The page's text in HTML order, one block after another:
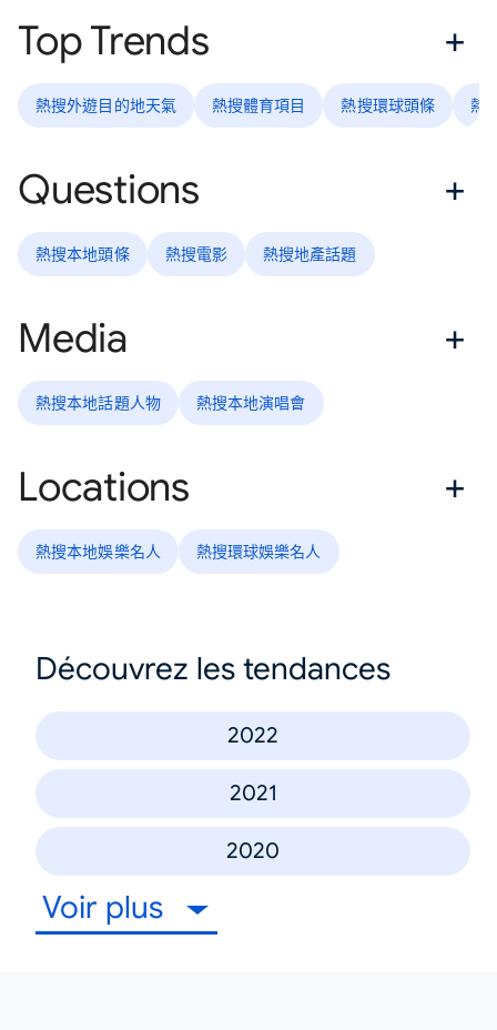
Top Trends
熱搜外遊目的地天氣 熱搜體育項目 熱搜環球頭條 熱
Questions
熱搜本地頭條 熱搜電影 熱搜地產話題
Media
熱搜本地話題人物 熱搜本地演唱會
Locations
熱搜本地娛樂名人 熱搜環球娛樂名人
Découvrez les tendances
2022
2021
2020
Voir plus